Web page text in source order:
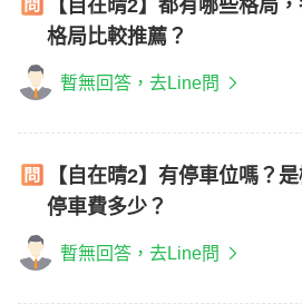
【自在晴2】都有哪些格局
格局比較推薦？
暫無回答，去Line問
【自在晴2】有停車位嗎？
停車費多少？
暫無回答，去Line問